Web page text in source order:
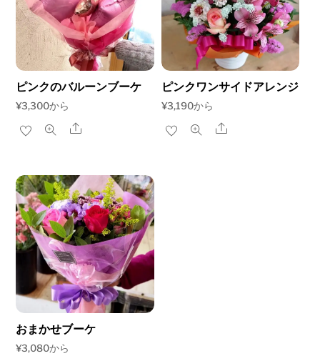
ピンクのバルーンブーケ
¥3,300から
Share
ピンクワンサイドアレンジ
¥3,190から
Share
おまかせブーケ
¥3,080から